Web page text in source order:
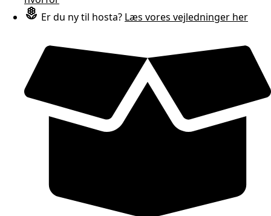
Er du ny til hosta? Læs vores vejledninger her